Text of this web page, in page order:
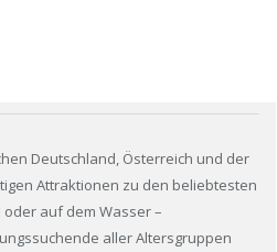
Deutschland, Österreich und der
Attraktionen zu den beliebtesten
auf dem Wasser –
aller Altersgruppen